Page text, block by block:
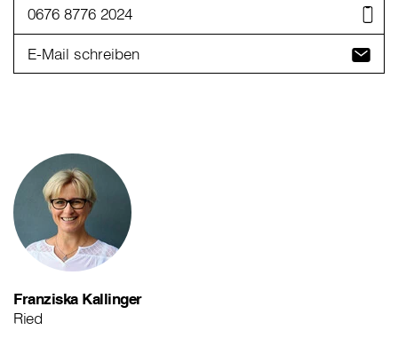
0676 8776 2024
E-Mail schreiben
Franziska Kallinger
Ried